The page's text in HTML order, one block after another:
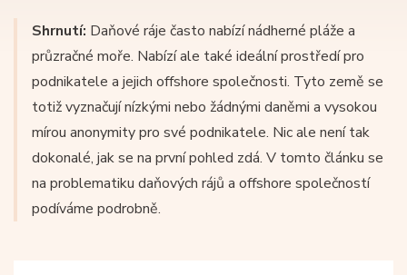
Shrnutí: Daňové ráje často nabízí nádherné pláže a
průzračné moře. Nabízí ale také ideální prostředí pro
podnikatele a jejich offshore společnosti. Tyto země se
totiž vyznačují nízkými nebo žádnými daněmi a vysokou
mírou anonymity pro své podnikatele. Nic ale není tak
dokonalé, jak se na první pohled zdá. V tomto článku se
na problematiku daňových rájů a offshore společností
podíváme podrobně.